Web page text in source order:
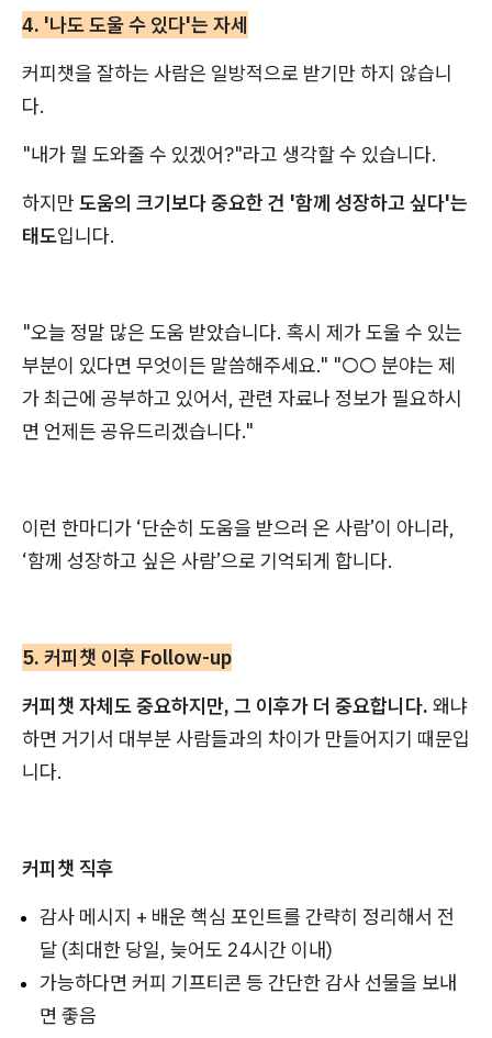
4. '나도 도울 수 있다'는 자세
커피챗을 잘하는 사람은 일방적으로 받기만 하지 않습니
다.
"내가 뭘 도와줄 수 있겠어?"라고 생각할 수 있습니다.
하지만 도움의 크기보다 중요한 건 '함께 성장하고 싶다'는
태도입니다.
"오늘 정말 많은 도움 받았습니다. 혹시 제가 도울 수 있는
부분이 있다면 무엇이든 말씀해주세요." "○○ 분야는 제
가 최근에 공부하고 있어서, 관련 자료나 정보가 필요하시
면 언제든 공유드리겠습니다."
이런 한마디가 ‘단순히 도움을 받으러 온 사람’이 아니라,
‘함께 성장하고 싶은 사람’으로 기억되게 합니다.
5. 커피챗 이후 Follow-up
커피챗 자체도 중요하지만, 그 이후가 더 중요합니다. 왜냐
하면 거기서 대부분 사람들과의 차이가 만들어지기 때문입
니다.
커피챗 직후
감사 메시지 + 배운 핵심 포인트를 간략히 정리해서 전
달 (최대한 당일, 늦어도 24시간 이내)
가능하다면 커피 기프티콘 등 간단한 감사 선물을 보내
면 좋음